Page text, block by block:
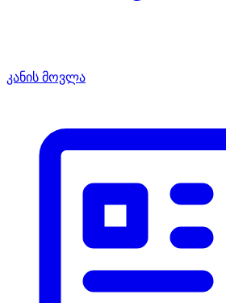
კანის მოვლა